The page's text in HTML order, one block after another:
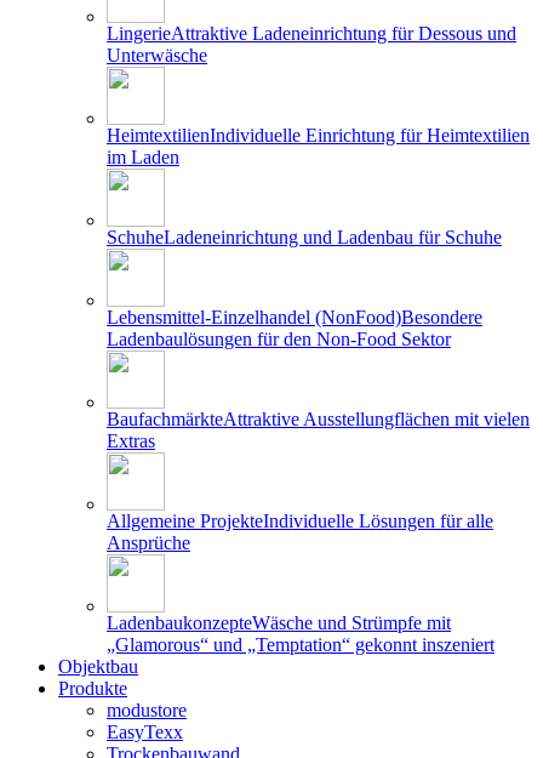
LingerieAttraktive Ladeneinrichtung für Dessous und
Unterwäsche
HeimtextilienIndividuelle Einrichtung für Heimtextilien
im Laden
SchuheLadeneinrichtung und Ladenbau für Schuhe
Lebensmittel-Einzelhandel (NonFood)Besondere
Ladenbaulösungen für den Non-Food Sektor
BaufachmärkteAttraktive Ausstellungflächen mit vielen
Extras
Allgemeine ProjekteIndividuelle Lösungen für alle
Ansprüche
LadenbaukonzepteWäsche und Strümpfe mit
„Glamorous“ und „Temptation“ gekonnt inszeniert
Objektbau
Produkte
modustore
EasyTexx
Trockenbauwand